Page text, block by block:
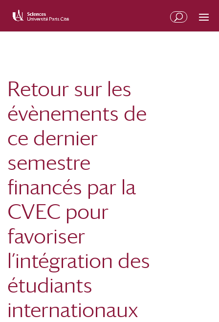
Retour sur les
évènements de
ce dernier
semestre
financés par la
CVEC pour
favoriser
l’intégration des
étudiants
internationaux